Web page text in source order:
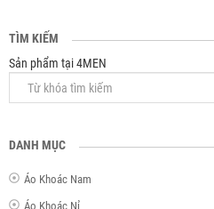
TÌM KIẾM
Sản phẩm tại 4MEN
DANH MỤC
Áo Khoác Nam
Áo Khoác Nỉ